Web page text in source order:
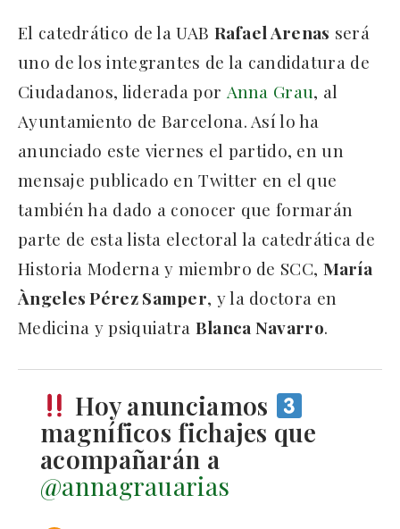
El catedrático de la UAB Rafael Arenas será
uno de los integrantes de la candidatura de
Ciudadanos, liderada por Anna Grau, al
Ayuntamiento de Barcelona. Así lo ha
anunciado este viernes el partido, en un
mensaje publicado en Twitter en el que
también ha dado a conocer que formarán
parte de esta lista electoral la catedrática de
Historia Moderna y miembro de SCC, María
Àngeles Pérez Samper, y la doctora en
Medicina y psiquiatra Blanca Navarro.
Hoy anunciamos
magníficos fichajes que
acompañarán a
@annagrauarias